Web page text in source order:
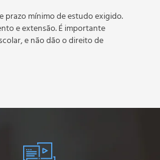
prazo mínimo de estudo exigido.
e extensão. É importante
e não dão o direito de